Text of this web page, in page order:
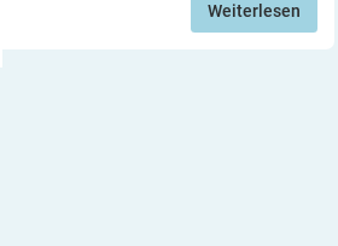
Weiterlesen